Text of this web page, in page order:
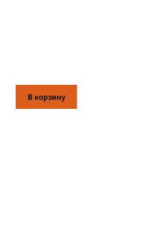
В корзину